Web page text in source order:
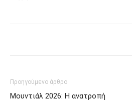
Προηγούμενο άρθρο
Μουντιάλ 2026: Η ανατροπή